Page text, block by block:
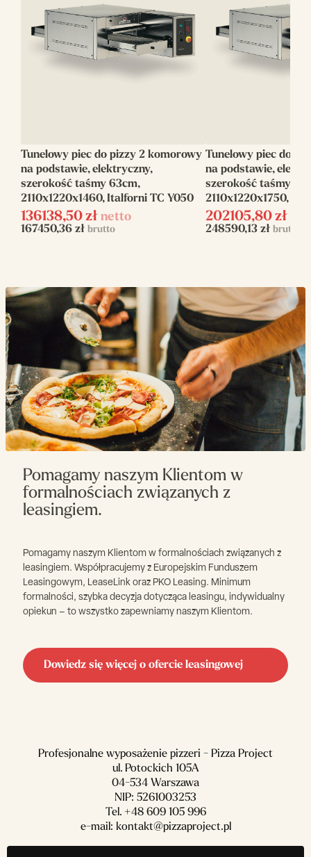
Szerokość
napędu(cm)
83
Moc
elektryczna(kW)
Szerokość(mm) 2470
Linia Italforni Tunnel
Ilość komór 1
Wydajność (pizzy
35cm/h)
165
Tunelowy piec do pizzy 2 komorowy
na podstawie, elektryczny,
szerokość taśmy 63cm,
2110x1220x1460, Italforni TC Y050
136138,50 zł netto
167450,36 zł brutto
Tunelowy piec do
na podstawie,
szerokość taśmy
2110x1220x1750,
202105,80 zł
248590,13 zł brutto
Pomagamy naszym Klientom w
formalnościach związanych z
leasingiem.
Pomagamy naszym Klientom w formalnościach związanych z
leasingiem. Współpracujemy z Europejskim Funduszem
Leasingowym, LeaseLink oraz PKO Leasing. Minimum
formalności, szybka decyzja dotycząca leasingu, indywidualny
opiekun – to wszystko zapewniamy naszym Klientom.
Dowiedz się więcej o ofercie leasingowej
Profesjonalne wyposażenie pizzeri - Pizza Project
ul. Potockich 105A
04-534 Warszawa
NIP: 5261003253
Tel. +48 609 105 996
e-mail: kontakt@pizzaproject.pl